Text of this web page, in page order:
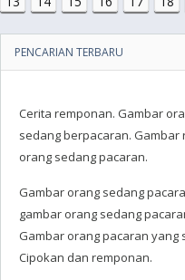
PENCARIAN TERBARU
Cerita remponan. Gambar
sedang berpacaran. Gambar
orang sedang pacaran.
Gambar orang sedang
gambar orang sedang
Gambar orang pacaran yang
Cipokan dan remponan.